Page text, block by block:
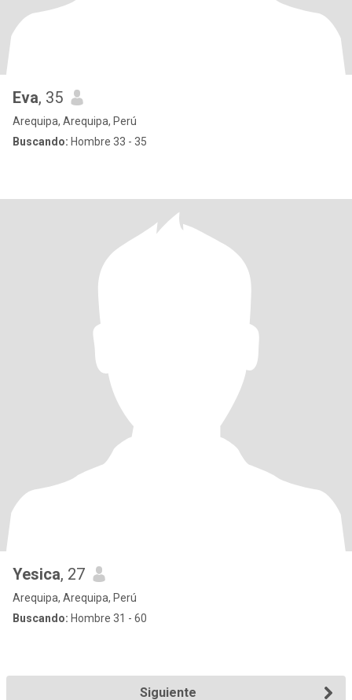
Eva, 35
Arequipa, Arequipa, Perú
Buscando: Hombre 33 - 35
Yesica, 27
Arequipa, Arequipa, Perú
Buscando: Hombre 31 - 60
Siguiente